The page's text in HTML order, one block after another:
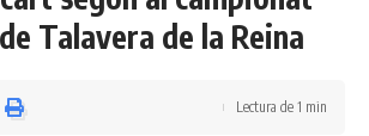
Talavera de la Reina
Lectura de 1 min